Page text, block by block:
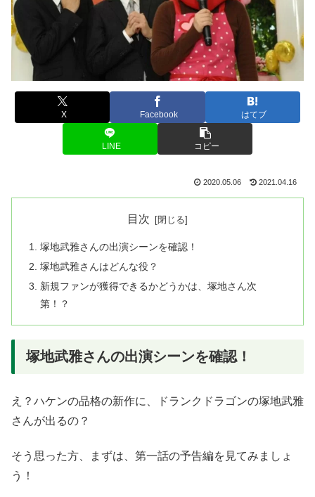
X Facebook はてブ
LINE コピー
2020.05.06 2021.04.16
目次
塚地武雅さんの出演シーンを確認！
塚地武雅さんはどんな役？
新規ファンが獲得できるかどうかは、塚地さん次
第！？
塚地武雅さんの出演シーンを確認！
え？ハケンの品格の新作に、ドランクドラゴンの塚地武雅
さんが出るの？
そう思った方、まずは、第一話の予告編を見てみましょ
う！